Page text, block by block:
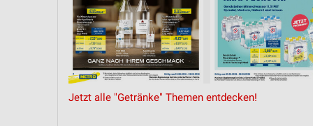
Jetzt alle "Getränke" Themen entdecken!
Messung der Performance von Inhalten
Analyse von Zielgruppen durch Statistiken oder Kombinationen
Entwicklung und Verbesserung der Angebote